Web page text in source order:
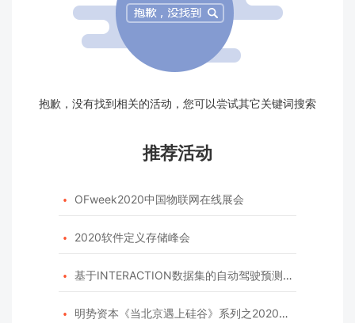
抱歉，没有找到相关的活动，您可以尝试其它关键词搜索
推荐活动
 OFweek2020中国物联网在线展会
 2020软件定义存储峰会
 基于INTERACTION数据集的自动驾驶预测模型挑战赛
 明势资本《当北京遇上硅谷》系列之2020年度开源峰会